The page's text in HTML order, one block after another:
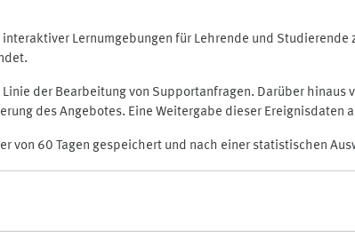
Lernumgebungen für Lehrende und Studierende
der Bearbeitung von Supportanfragen. Darüber
des Angebotes. Eine Weitergabe dieser Ereignisdaten
von 60 Tagen gespeichert und nach einer statistischen